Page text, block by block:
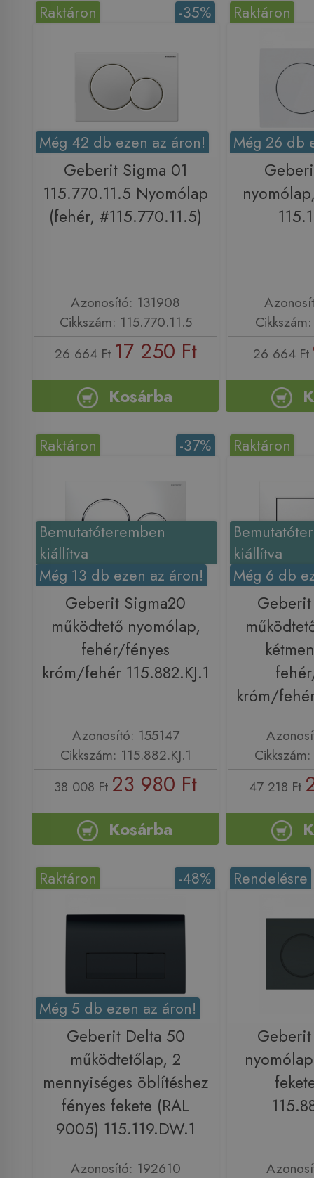
-35%
Raktáron
Még 42 db ezen az áron!
Geberit Sigma 01
115.770.11.5 Nyomólap
(fehér, #115.770.11.5)
Azonosító: 131908
Cikkszám: 115.770.11.5
26 664 Ft 17 250 Ft
Kosárba
Raktáron
Még 26 db
26 664 Ft
Bemutatóteremben
kiállítva
Még 13 db ezen az áron!
-37%
Raktáron
Geberit Sigma20
működtető nyomólap,
fehér/fényes
króm/fehér 115.882.KJ.1
Azonosító: 155147
Cikkszám: 115.882.KJ.1
38 008 Ft 23 980 Ft
Kosárba
kiállítva
Még 6 db
Raktáron
króm/
47 218 Ft
-48%
Raktáron
Még 5 db ezen az áron!
Geberit Delta 50
működtetőlap, 2
mennyiséges öblítéshez
fényes fekete (RAL
9005) 115.119.DW.1
Azonosító: 192610
Rendelésre